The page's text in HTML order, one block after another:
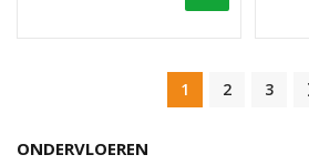
1 2 3
ONDERVLOEREN